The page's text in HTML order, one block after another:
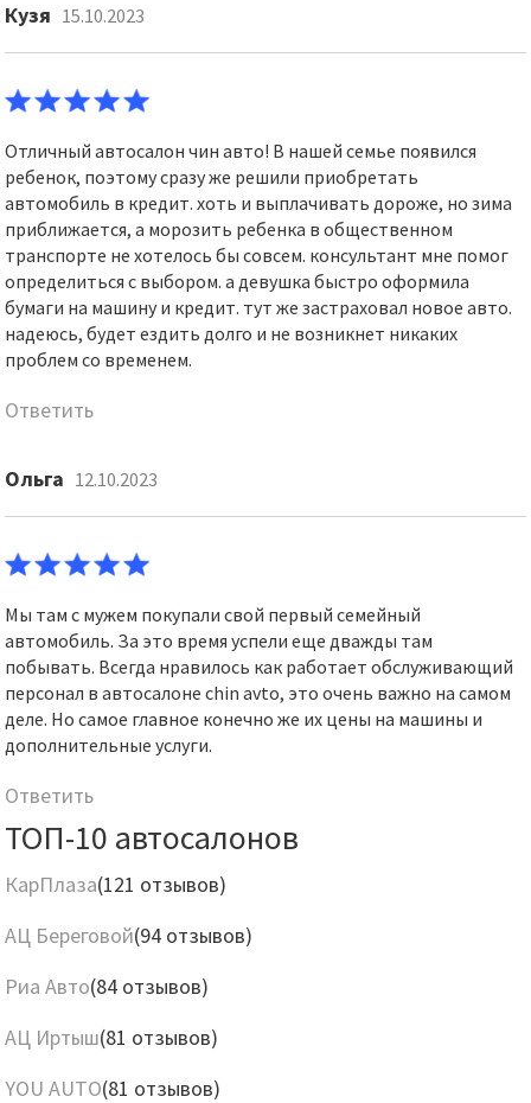
Кузя 15.10.2023
Отличный автосалон чин авто! В нашей семье появился
ребенок, поэтому сразу же решили приобретать
автомобиль в кредит. хоть и выплачивать дороже, но зима
приближается, а морозить ребенка в общественном
транспорте не хотелось бы совсем. консультант мне помог
определиться с выбором. а девушка быстро оформила
бумаги на машину и кредит. тут же застраховал новое авто.
надеюсь, будет ездить долго и не возникнет никаких
проблем со временем.
Ответить
Ольга 12.10.2023
Мы там с мужем покупали свой первый семейный
автомобиль. За это время успели еще дважды там
побывать. Всегда нравилось как работает обслуживающий
персонал в автосалоне chin avto, это очень важно на самом
деле. Но самое главное конечно же их цены на машины и
дополнительные услуги.
Ответить
ТОП-10 автосалонов
КарПлаза(121 отзывов)
АЦ Береговой(94 отзывов)
Риа Авто(84 отзывов)
АЦ Иртыш(81 отзывов)
YOU AUTO(81 отзывов)